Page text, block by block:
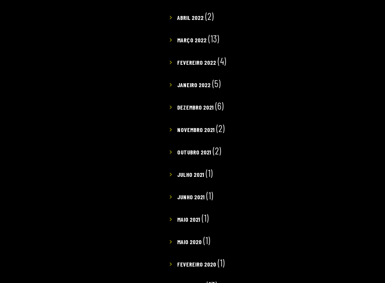
ABRIL 2022 (2)
MARÇO 2022 (13)
FEVEREIRO 2022 (4)
JANEIRO 2022 (5)
DEZEMBRO 2021 (6)
NOVEMBRO 2021 (2)
OUTUBRO 2021 (2)
JULHO 2021 (1)
JUNHO 2021 (1)
MAIO 2021 (1)
MAIO 2020 (1)
FEVEREIRO 2020 (1)